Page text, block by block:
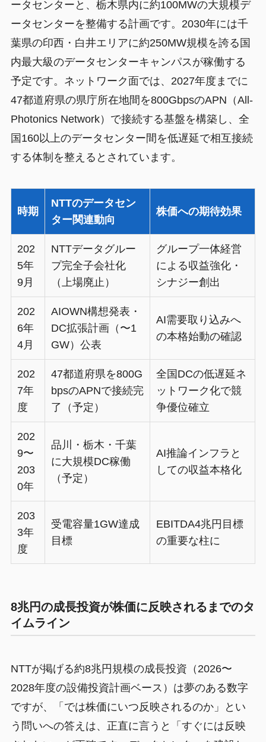
ータセンターと、栃木県内に約100MWの大規模デ
ータセンターを整備する計画です。2030年には千
葉県の印西・白井エリアに約250MW規模を誇る国
内最大級のデータセンターキャンパスが稼働する
予定です。ネットワーク面では、2027年度までに
47都道府県の県庁所在地間を800GbpsのAPN（All-
Photonics Network）で接続する基盤を構築し、全
国160以上のデータセンター間を低遅延で相互接続
する体制を整えるとされています。
時期
NTTのデータセン
ター関連動向
株価への期待効果
202
5年
9月
NTTデータグルー
プ完全子会社化
（上場廃止）
グループ一体経営
による収益強化・
シナジー創出
202
6年
4月
AIOWN構想発表・
DC拡張計画（〜1
GW）公表
AI需要取り込みへ
の本格始動の確認
202
7年
度
47都道府県を800G
bpsのAPNで接続完
了（予定）
全国DCの低遅延ネ
ットワーク化で競
争優位確立
202
9〜
203
0年
品川・栃木・千葉
に大規模DC稼働
（予定）
AI推論インフラと
しての収益本格化
203
3年
度
受電容量1GW達成
目標
EBITDA4兆円目標
の重要な柱に
8兆円の成長投資が株価に反映されるまでのタ
イムライン
NTTが掲げる約8兆円規模の成長投資（2026〜
2028年度の設備投資計画ベース）は夢のある数字
ですが、「では株価にいつ反映されるのか」とい
う問いへの答えは、正直に言うと「すぐには反映